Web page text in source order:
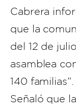
Cabrera
que la
del 12 de
asamblea
140 familias”.
Señaló que